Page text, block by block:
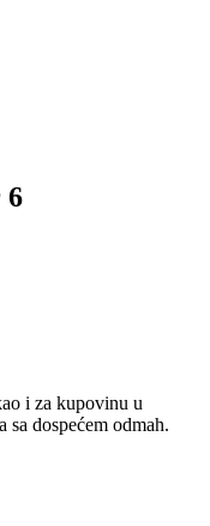
6
i za kupovinu u
sa dospećem odmah.